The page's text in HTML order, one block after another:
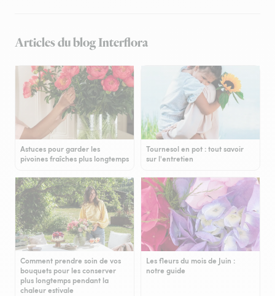
Articles du blog Interflora
Astuces pour garder les
pivoines fraîches plus longtemps
Tournesol en pot : tout savoir
sur l'entretien
Comment prendre soin de vos
bouquets pour les conserver
plus longtemps pendant la
chaleur estivale
Les fleurs du mois de Juin :
notre guide